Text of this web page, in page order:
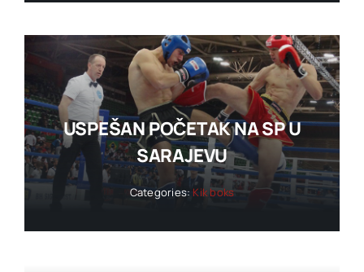
USPEŠAN POČETAK NA SP U
SARAJEVU
Categories: Kik boks